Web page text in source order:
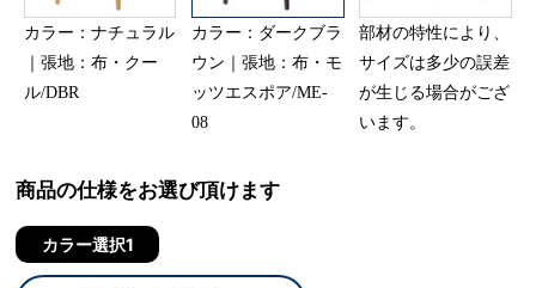
カラー：ナチュラル
｜張地：布・クー
ル/DBR
カラー：ダークブラ
ウン｜張地：布・モ
ッツエスポア/ME-
08
部材の特性により、
サイズは多少の誤差
が生じる場合がござ
います。
商品の仕様をお選び頂けます
カラー選択1